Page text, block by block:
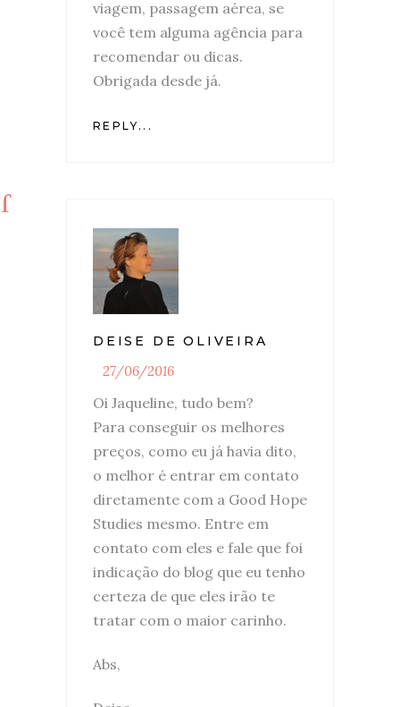
viagem, passagem aérea, se
você tem alguma agência para
recomendar ou dicas.
Obrigada desde já.
REPLY...
DEISE DE OLIVEIRA
27/06/2016
Oi Jaqueline, tudo bem?
Para conseguir os melhores
preços, como eu já havia dito,
o melhor é entrar em contato
diretamente com a Good Hope
Studies mesmo. Entre em
contato com eles e fale que foi
indicação do blog que eu tenho
certeza de que eles irão te
tratar com o maior carinho.
Abs,